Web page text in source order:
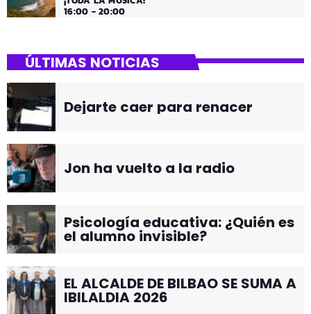
16:00 - 20:00
ÚLTIMAS NOTICIAS
Dejarte caer para renacer
Jon ha vuelto a la radio
Psicología educativa: ¿Quién es
el alumno invisible?
EL ALCALDE DE BILBAO SE SUMA A
IBILALDIA 2026